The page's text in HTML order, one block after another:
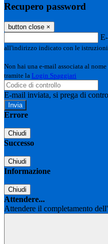
Recupero password
button close ×
all'indirizzo indicato con le istruzioni
Non hai una e-mail associata al
tramite la Login Spaggiari
E-mail inviata, si prega di
Errore
Chiudi
Successo
Chiudi
Informazione
Chiudi
Attendere...
Attendere il completamento